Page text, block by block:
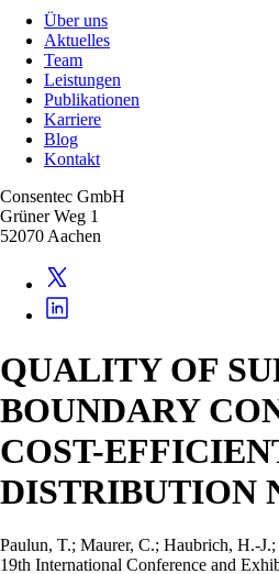
Über uns
Aktuelles
Team
Leistungen
Publikationen
Karriere
Blog
Kontakt
Consentec GmbH
Grüner Weg 1
52070 Aachen
QUALITY OF
BOUNDARY
COST-
DISTRIBUTION
Paulun, T.; Maurer, C.; Haubrich, H.-J.;
19th International Conference and